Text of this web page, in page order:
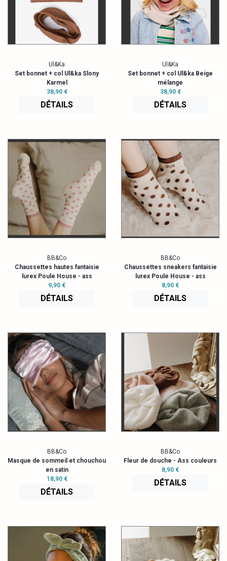
Ul&Ka
Set bonnet + col Ul&ka Slony
Karmel
38,90 €
DÉTAILS
Ul&Ka
Set bonnet + col Ul&ka Beige
mélange
38,90 €
DÉTAILS
BB&Co
Chaussettes hautes fantaisie
lurex Poule House - ass
9,90 €
DÉTAILS
BB&Co
Chaussettes sneakers fantaisie
lurex Poule House - ass
8,90 €
DÉTAILS
BB&Co
Masque de sommeil et chouchou
en satin
18,90 €
DÉTAILS
BB&Co
Fleur de douche - Ass couleurs
8,90 €
DÉTAILS